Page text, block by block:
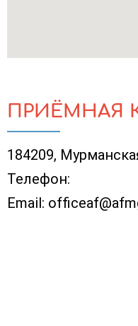
ПРИЁМНАЯ
184209,
Телефон:
Email: